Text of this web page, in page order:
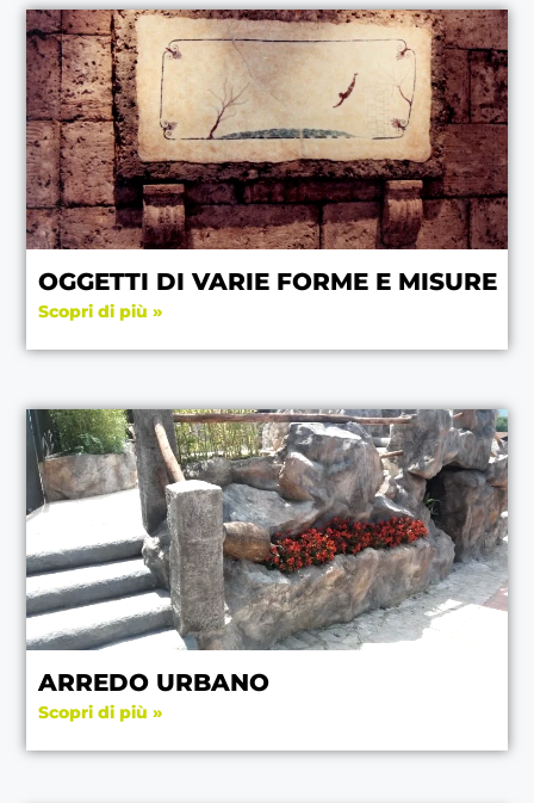
OGGETTI DI VARIE FORME E MISURE
Scopri di più »
ARREDO URBANO
Scopri di più »